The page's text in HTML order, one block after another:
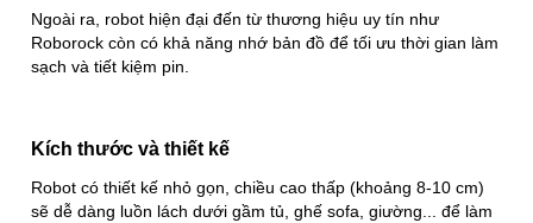
Ngoài ra, robot hiện đại đến từ thương hiệu uy tín như
Roborock còn có khả năng nhớ bản đồ để tối ưu thời gian làm
sạch và tiết kiệm pin.
Kích thước và thiết kế
Robot có thiết kế nhỏ gọn, chiều cao thấp (khoảng 8-10 cm)
sẽ dễ dàng luồn lách dưới gầm tủ, ghế sofa, giường... để làm